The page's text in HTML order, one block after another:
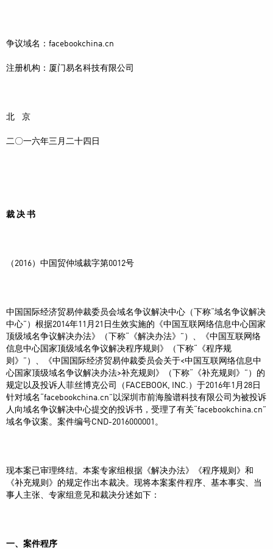
争议域名：facebookchina.cn
注册机构：厦门易名科技有限公司
北 京
二〇一六年三月二十四日
裁 决 书
（2016）中国贸仲域裁字第0012号
中国国际经济贸易仲裁委员会域名争议解决中心（下称“域名争议解决
中心”）根据2014年11月21日生效实施的《中国互联网络信息中心国家
顶级域名争议解决办法》（下称“《解决办法》”）、《中国互联网络
信息中心国家顶级域名争议解决程序规则》（下称“《程序规
则》”）、《中国国际经济贸易仲裁委员会关于<中国互联网络信息中
心国家顶级域名争议解决办法>补充规则》（下称“《补充规则》”）的
规定以及投诉人菲丝博克公司（FACEBOOK, INC.）于2016年1月28日
针对域名“facebookchina.cn”以深圳市前海脸谱科技有限公司为被投诉
人向域名争议解决中心提交的投诉书，受理了有关“facebookchina.cn”
域名争议案。案件编号CND-2016000001。
现本案已审理终结。本案专家组根据《解决办法》《程序规则》和
《补充规则》的规定作出本裁决。现将本案案件程序、基本事实、当
事人主张、专家组意见和裁决分述如下：
一、案件程序